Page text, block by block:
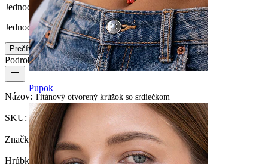
Pupok
Jednoduchosť vkladania / vyberania
Jednoduché
Prečítajte si viac
Podrobnosti o produkte
Názov: Titánový otvorený krúžok so srdiečkom
SKU:Ring-252
Značka: Bodymod Trend
Hrúbka závitu:1 mm